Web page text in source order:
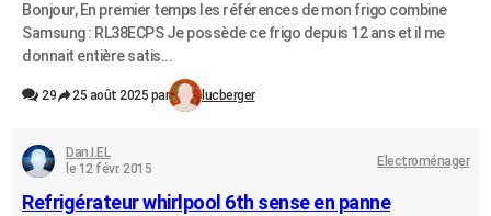
Bonjour, En premier temps les références de mon frigo combine
Samsung : RL38ECPS Je possède ce frigo depuis 12 ans et il me
donnait entière satis...
29 25 août 2025 par lucberger
Dan.I.EL
le 12 févr. 2015
Electroménager
Refrigérateur whirlpool 6th sense en panne